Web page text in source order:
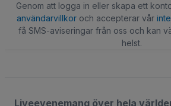
Genom att logga in eller skapa ett
användarvillkoroch accepterar vår
få SMS-aviseringar från oss och kan
helst.
Liveevenemang över hela